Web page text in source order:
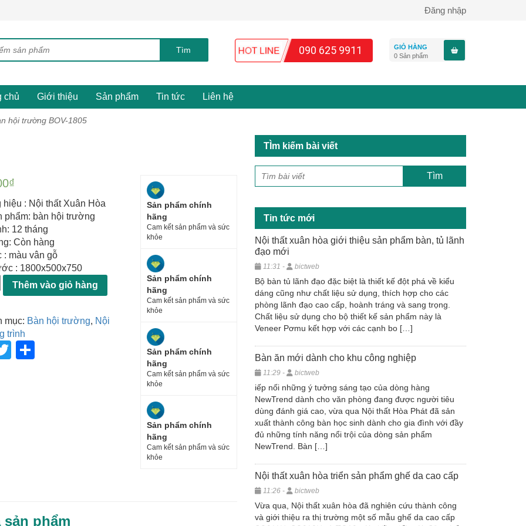
Đăng nhập
090 625 9911
GIỎ HÀNG
0Sản phẩm
chủ Giới thiệu Sản phẩm Tin tức Liên hệ
hội trường BOV-1805
₫
: Nội thất Xuân Hòa
phẩm: bàn hội trường
12 tháng
Còn hàng
: màu vân gỗ
: 1800x500x750
Thêm vào giỏ hàng
mục: Bàn hội trường, Nội
trình
T
Sản phẩm chính
hãng
Cam kết sản phẩm và sức
khỏe
Sản phẩm chính
hãng
Cam kết sản phẩm và sức
khỏe
Sản phẩm chính
hãng
Cam kết sản phẩm và sức
khỏe
Sản phẩm chính
hãng
Cam kết sản phẩm và sức
khỏe
sản phẩm
TÌm kiếm bài viết
Tin tức mới
Nội thất xuân hòa giới thiệu sản phẩm bàn, tủ lãnh
đạo mới
11:31 - bictweb
Bộ bàn tủ lãnh đạo đặc biệt là thiết kế đột phá về kiểu
dáng cũng như chất liệu sử dụng, thích hợp cho các
phòng lãnh đạo cao cấp, hoành tráng và sang trọng.
Chất liệu sử dụng cho bộ thiết kế sản phẩm này là
Veneer Pơmu kết hợp với các cạnh bo […]
Bàn ăn mới dành cho khu công nghiệp
11:29 - bictweb
iếp nối những ý tưởng sáng tạo của dòng hàng
NewTrend dành cho văn phòng đang được người tiêu
dùng đánh giá cao, vừa qua Nội thất Hòa Phát đã sản
xuất thành công bàn học sinh dành cho gia đình với đầy
đủ những tính năng nổi trội của dòng sản phẩm
NewTrend. Bàn […]
Nội thất xuân hòa triển sản phẩm ghế da cao cấp
11:26 - bictweb
Vừa qua, Nội thất xuân hòa đã nghiên cứu thành công
và giới thiệu ra thị trường một số mẫu ghế da cao cấp